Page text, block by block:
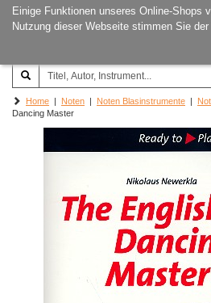
Einige Funktionen unseres Online-Shops
Nutzung dieser Webseite stimmen Sie
Joachim‐Trekel‐Musikverlag,
Hamburg
Home | Noten | Noten Blasinstrumente |
Dancing Master